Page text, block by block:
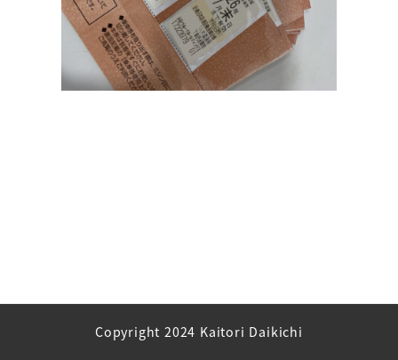
Copyright 2024 Kaitori Daikichi